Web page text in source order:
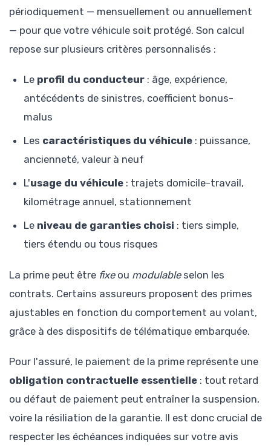
périodiquement — mensuellement ou annuellement
— pour que votre véhicule soit protégé. Son calcul
repose sur plusieurs critères personnalisés :
Le profil du conducteur : âge, expérience,
antécédents de sinistres, coefficient bonus-
malus
Les caractéristiques du véhicule : puissance,
ancienneté, valeur à neuf
L'usage du véhicule : trajets domicile-travail,
kilométrage annuel, stationnement
Le niveau de garanties choisi : tiers simple,
tiers étendu ou tous risques
La prime peut être fixeou modulableselon les
contrats. Certains assureurs proposent des primes
ajustables en fonction du comportement au volant,
grâce à des dispositifs de télématique embarquée.
Pour l'assuré, le paiement de la prime représente une
obligation contractuelle essentielle : tout retard
ou défaut de paiement peut entraîner la suspension,
voire la résiliation de la garantie. Il est donc crucial de
respecter les échéances indiquées sur votre avis